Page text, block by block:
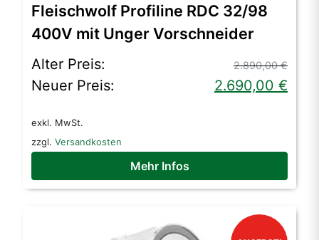
Fleischwolf Profiline RDC 32/98
400V mit Unger Vorschneider
Alter Preis: 2.890,00€
Ursprünglicher
Preis
2.890,00 €
Neuer Preis: 2.690,00 €
Aktueller
Preis
2.690,00 €.
exkl. MwSt.
zzgl. Versandkosten
Mehr Infos